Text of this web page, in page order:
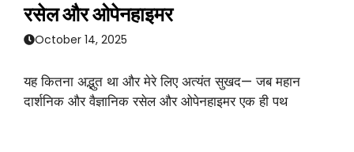
रसेल और ओपेनहाइमर
October 14, 2025
यह कितना अद्भुत था और मेरे लिए अत्यंत सुखद— जब महान
दार्शनिक और वैज्ञानिक रसेल और ओपेनहाइमर एक ही पथ